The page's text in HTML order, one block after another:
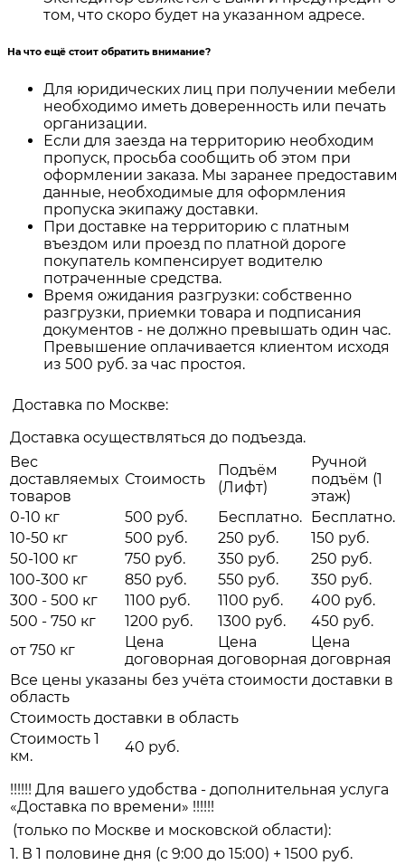
том, что скоро будет на указанном адресе.
На что ещё стоит обратить внимание?
Для юридических лиц при получении мебели
необходимо иметь доверенность или печать
организации.
Если для заезда на территорию необходим
пропуск, просьба сообщить об этом при
оформлении заказа. Мы заранее предоставим
данные, необходимые для оформления
пропуска экипажу доставки.
При доставке на территорию с платным
въездом или проезд по платной дороге
покупатель компенсирует водителю
потраченные средства.
Время ожидания разгрузки: собственно
разгрузки, приемки товара и подписания
документов - не должно превышать один час.
Превышение оплачивается клиентом исходя
из 500 руб. за час простоя.
Доставка по Москве:
Доставка осуществляться до подъезда.
Вес
доставляемых
товаров
Стоимость
Подъём
(Лифт)
Ручной
подъём (1
этаж)
0-10 кг
500 руб. Бесплатно.
Бесплатно.
10-50 кг
500 руб. 250 руб.
150 руб.
50-100 кг
750 руб. 350 руб.
250 руб.
100-300 кг
850 руб. 550 руб.
350 руб.
300 - 500 кг
1100 руб. 1100 руб.
400 руб.
500 - 750 кг
1200 руб. 1300 руб.
450 руб.
от 750 кг
Цена
договорная
Цена
договорная
Цена
договрная
Все цены указаны без учёта стоимости доставки в
область
Стоимость доставки в область
Стоимость 1
км.
40 руб.
!!!!!! Для вашего удобства - дополнительная услуга
«Доставка по времени» !!!!!!
(только по Москве и московской области):
1. В 1 половине дня (с 9:00 до 15:00) + 1500 руб.